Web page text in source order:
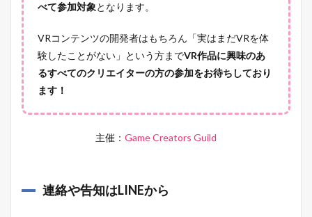
べて参加対象となります。
VRコンテンツの開発者はもちろん「実はまだVRを体
験したことがない」という方までVR作品に興味のあ
るすべてのクリエイターの方の参加をお待ちしており
ます！
主催： Game Creators Guild
連絡や告知はLINEから